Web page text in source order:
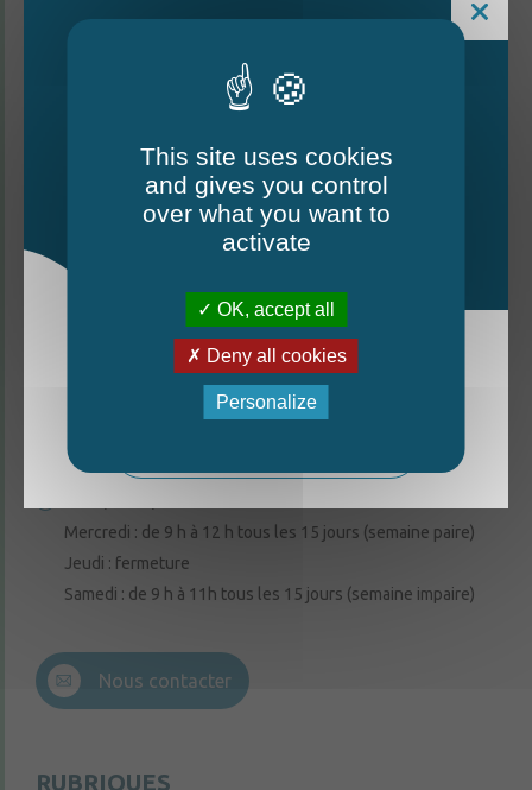
CONTACTEZ-NOUS
6 rue de la Harderie, 49220 Thorigné d’Anjou
02 41 95 32 15
Mercredi : de 9 h à 12 h tous les 15 jours (semaine paire)
Jeudi : fermeture
Samedi : de 9 h à 11h tous les 15 jours (semaine impaire)
Nous contacter
RUBRIQUES
Le Mag - édition estivale
La nouvelle édition du Mag est arrivée!
This site uses cookies
and gives you control
over what you want to
activate
OK, accept all
Deny all cookies
Personalize